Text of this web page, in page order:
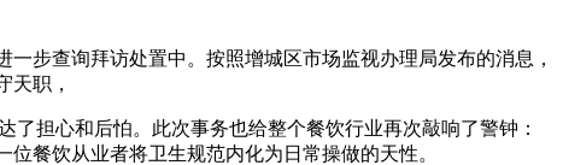
查询拜访处置中。按照增城区市场监视办理局发布的消息，
天职，
担心和后怕。此次事务也给整个餐饮行业再次敲响了警钟：
餐饮从业者将卫生规范内化为日常操做的天性。